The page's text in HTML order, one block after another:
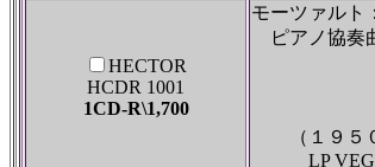
HECTOR
HCDR 1001
1CD-R\1,700
モーツァルト：
ピアノ協奏
同 第
同 第３
同 第
（１９５
LP VEGA